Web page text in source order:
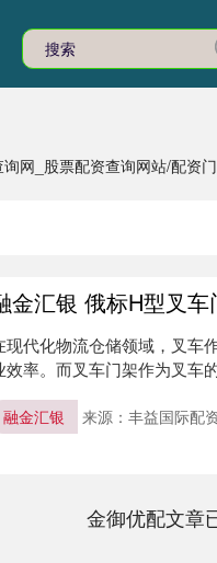
网_股票配资查询网站/配资
金汇银 俄标H型叉
现代化物流仓储领域，叉车
效率。而叉车门架作为叉车
融金汇银 来源：丰益国际配
金御优配文章